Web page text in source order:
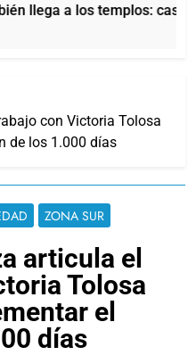
llega a los templos: casi
con Victoria Tolosa
de los 1.000 días
ZONA SUR
articula el
Tolosa
el
días